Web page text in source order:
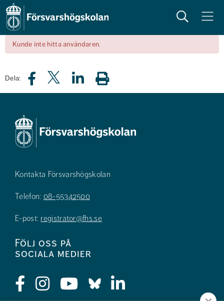
Sök Meny
Kunde inte hitta användaren.
Dela:
Kontakta Försvarshögskolan
Telefon: 08-55342500
E-post: registrator@fhs.se
Följ oss på
sociala medier